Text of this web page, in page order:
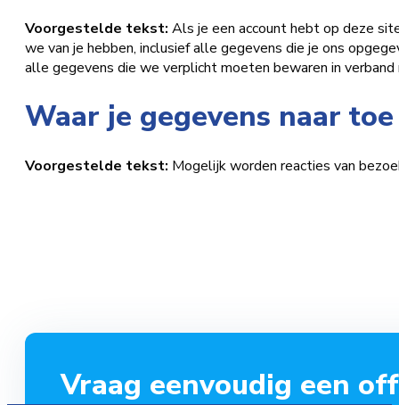
Voorgestelde tekst: Als je een account hebt op deze
we van je hebben, inclusief alle gegevens die je ons
alle gegevens die we verplicht moeten bewaren in
Waar je gegevens naar
Voorgestelde tekst: Mogelijk worden reacties van
Vraag eenvoudig een